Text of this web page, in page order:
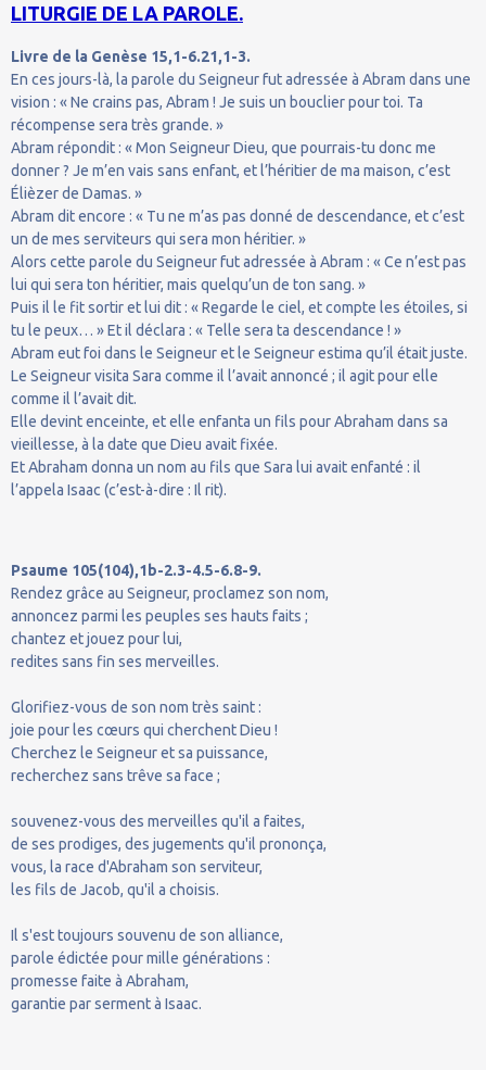
LITURGIE DE LA PAROLE.
Livre de la Genèse 15,1-6.21,1-3.
En ces jours-là, la parole du Seigneur fut adressée à Abram dans une
vision : « Ne crains pas, Abram ! Je suis un bouclier pour toi. Ta
récompense sera très grande. »
Abram répondit : « Mon Seigneur Dieu, que pourrais-tu donc me
donner ? Je m’en vais sans enfant, et l’héritier de ma maison, c’est
Élièzer de Damas. »
Abram dit encore : « Tu ne m’as pas donné de descendance, et c’est
un de mes serviteurs qui sera mon héritier. »
Alors cette parole du Seigneur fut adressée à Abram : « Ce n’est pas
lui qui sera ton héritier, mais quelqu’un de ton sang. »
Puis il le fit sortir et lui dit : « Regarde le ciel, et compte les étoiles, si
tu le peux… » Et il déclara : « Telle sera ta descendance ! »
Abram eut foi dans le Seigneur et le Seigneur estima qu’il était juste.
Le Seigneur visita Sara comme il l’avait annoncé ; il agit pour elle
comme il l’avait dit.
Elle devint enceinte, et elle enfanta un fils pour Abraham dans sa
vieillesse, à la date que Dieu avait fixée.
Et Abraham donna un nom au fils que Sara lui avait enfanté : il
l’appela Isaac (c’est-à-dire : Il rit).
Psaume 105(104),1b-2.3-4.5-6.8-9.
Rendez grâce au Seigneur, proclamez son nom,
annoncez parmi les peuples ses hauts faits ;
chantez et jouez pour lui,
redites sans fin ses merveilles.
Glorifiez-vous de son nom très saint :
joie pour les cœurs qui cherchent Dieu !
Cherchez le Seigneur et sa puissance,
recherchez sans trêve sa face ;
souvenez-vous des merveilles qu'il a faites,
de ses prodiges, des jugements qu'il prononça,
vous, la race d'Abraham son serviteur,
les fils de Jacob, qu'il a choisis.
Il s'est toujours souvenu de son alliance,
parole édictée pour mille générations :
promesse faite à Abraham,
garantie par serment à Isaac.